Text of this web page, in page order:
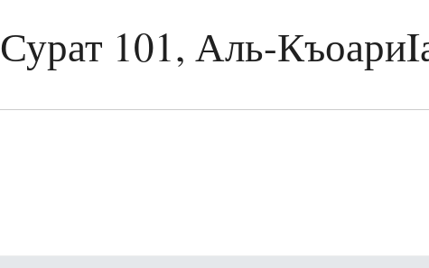
Сурат 101, Аль-